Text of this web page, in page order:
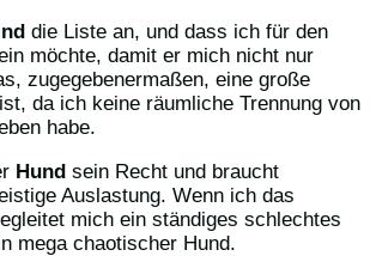
die Liste an, und dass ich für den
möchte, damit er mich nicht nur
zugegebenermaßen, eine große
da ich keine räumliche Trennung von
habe.
Hund sein Recht und braucht
Auslastung. Wenn ich das
mich ein ständiges schlechtes
mega chaotischer Hund.